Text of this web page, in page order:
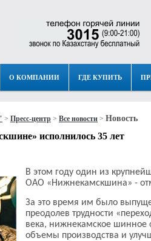
О КОМПАНИИ ГДЕ КУПИТЬ
> Пресс-центр > Все новости > Новость
исполнилось 35 лет
В этом году один из
ОАО «Нижнекамскшина» -
За это время им было
преодолев трудности
века, нижнекамское шинное
объемы производства и